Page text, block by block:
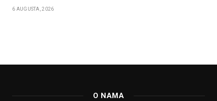
6 AUGUSTA, 2026
O NAMA